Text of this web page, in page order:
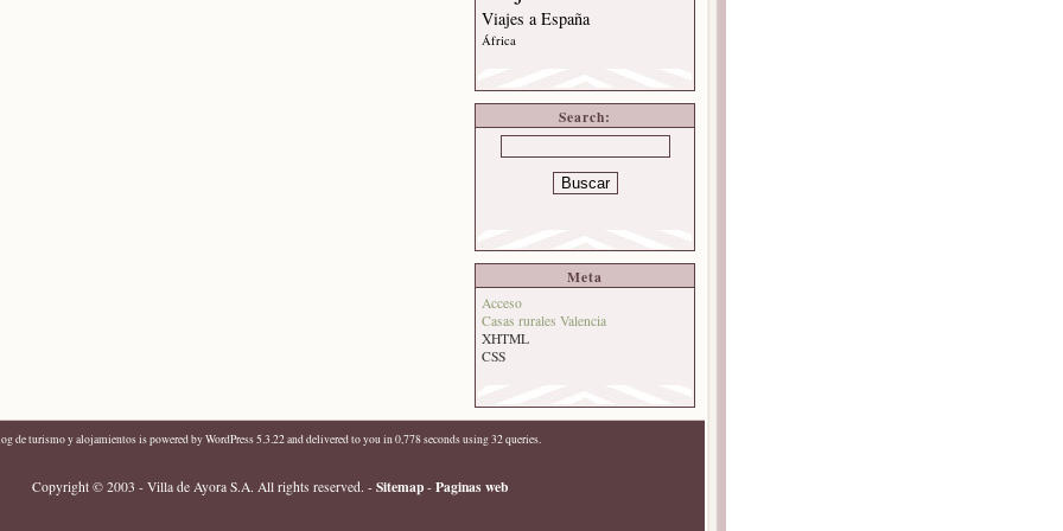
Viajes a España
África
Search:
Meta
Acceso
Casas rurales Valencia
XHTML
CSS
de turismo y alojamientosis powered byWordPress 5.3.22and delivered to you in 0,778 seconds using 32 queries.
Copyright © 2003 - Villa de Ayora S.A. All rights reserved. - Sitemap - Paginas web